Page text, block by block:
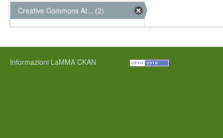
Creative Commons At... (2)
Informazioni LaMMA CKAN